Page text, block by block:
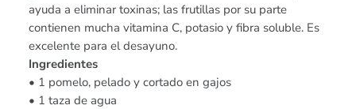
ayuda a eliminar toxinas; las frutillas por su parte
contienen mucha vitamina C, potasio y fibra soluble. Es
excelente para el desayuno.
Ingredientes
• 1 pomelo, pelado y cortado en gajos
• 1 taza de agua